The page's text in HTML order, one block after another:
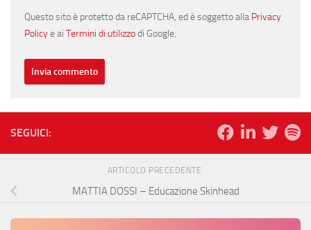
Questo sito è protetto da reCAPTCHA, ed è soggetto alla Privacy
Policye ai Termini di utilizzodi Google.
SEGUICI:
ARTICOLO PRECEDENTE
MATTIA DOSSI – Educazione Skinhead